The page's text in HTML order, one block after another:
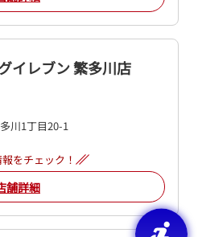
イレブン 繁多川店
川1丁目20-1
をチェック！
舗詳細